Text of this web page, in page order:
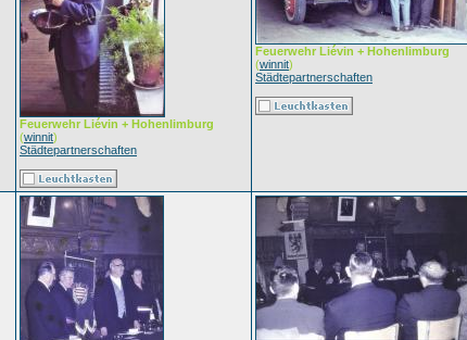
Feuerwehr Liévin + Hohenlimburg
(winnit)
Städtepartnerschaften
Feuerwehr Liévin + Hohenlimburg
(winnit)
Städtepartnerschaften